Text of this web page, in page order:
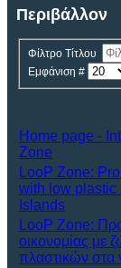
Περιβάλλον
Φίλτρο Τίτλου
Εμφάνιση #
Home page -
Zone
LooP Zone:
with low plastic
Islands
LooP Zone:
οικονομίας με
πλαστικών στα